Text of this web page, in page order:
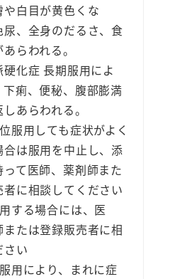
や白目が黄色くな
尿、全身のだるさ、食
らわれる。
化症 長期服用によ
下痢、便秘、腹部膨満
あらわれる。
服用しても症状がよく
合は服用を中止し、添
て医師、薬剤師また
者に相談してください
する場合には、医
または登録販売者に相
さい
用により、まれに症